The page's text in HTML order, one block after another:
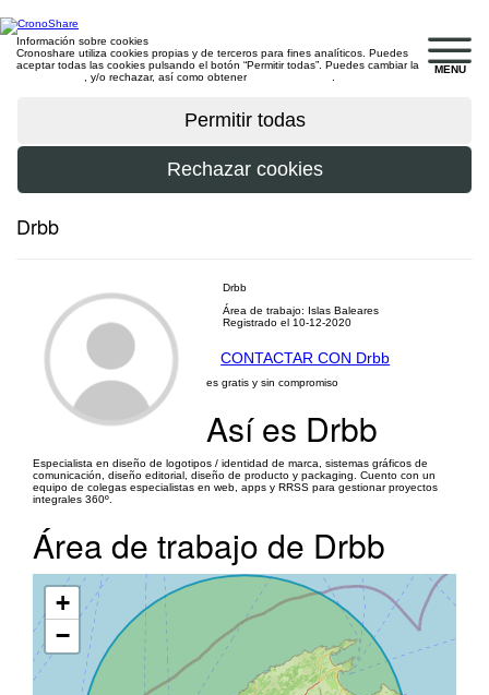
MENU
Información sobre cookies
Cronoshare utiliza cookies propias y de terceros para fines analíticos. Puedes
aceptar todas las cookies pulsando el botón “Permitir todas”. Puedes cambiar la
, y/o rechazar, así como obtener
Drbb
Drbb
Área de trabajo: Islas Baleares
Registrado el 10-12-2020
CONTACTAR CON Drbb
es gratis y sin compromiso
Así es Drbb
Especialista en diseño de logotipos / identidad de marca, sistemas gráficos de
comunicación, diseño editorial, diseño de producto y packaging. Cuento con un
equipo de colegas especialistas en web, apps y RRSS para gestionar proyectos
integrales 360º.
Área de trabajo de Drbb
+
−